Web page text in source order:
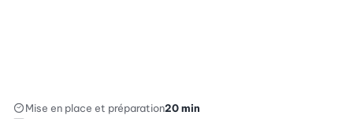
Mise en place et préparation20 min